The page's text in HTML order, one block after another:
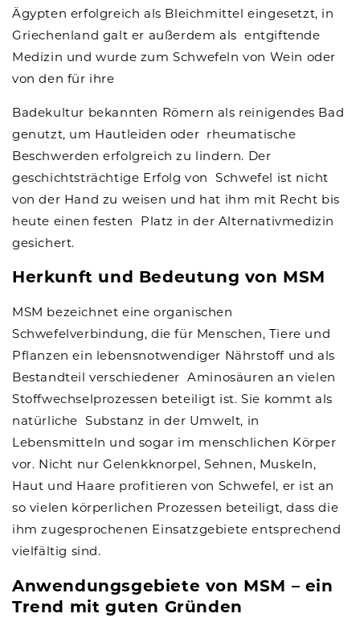
Ägypten erfolgreich als Bleichmittel eingesetzt, in
Griechenland galt er außerdem als entgiftende
Medizin und wurde zum Schwefeln von Wein oder
von den für ihre
Badekultur bekannten Römern als reinigendes Bad
genutzt, um Hautleiden oder rheumatische
Beschwerden erfolgreich zu lindern. Der
geschichtsträchtige Erfolg von Schwefel ist nicht
von der Hand zu weisen und hat ihm mit Recht bis
heute einen festen Platz in der Alternativmedizin
gesichert.
Herkunft und Bedeutung von MSM
MSM bezeichnet eine organischen
Schwefelverbindung, die für Menschen, Tiere und
Pflanzen ein lebensnotwendiger Nährstoff und als
Bestandteil verschiedener Aminosäuren an vielen
Stoffwechselprozessen beteiligt ist. Sie kommt als
natürliche Substanz in der Umwelt, in
Lebensmitteln und sogar im menschlichen Körper
vor. Nicht nur Gelenkknorpel, Sehnen, Muskeln,
Haut und Haare profitieren von Schwefel, er ist an
so vielen körperlichen Prozessen beteiligt, dass die
ihm zugesprochenen Einsatzgebiete entsprechend
vielfältig sind.
Anwendungsgebiete von MSM – ein
Trend mit guten Gründen